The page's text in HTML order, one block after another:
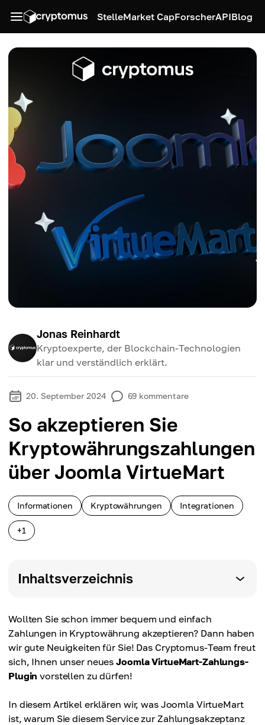
StelleMarket CapForscherAPIBlog
Jonas Reinhardt
Kryptoexperte, der Blockchain-Technologien
klar und verständlich erklärt.
20. September 2024 69 kommentare
So akzeptieren Sie
Kryptowährungszahlungen
über Joomla VirtueMart
Informationen Kryptowährungen Integrationen
+1
Inhaltsverzeichnis
Wollten Sie schon immer bequem und einfach
Zahlungen in Kryptowährung akzeptieren? Dann haben
wir gute Neuigkeiten für Sie! Das Cryptomus-Team freut
sich, Ihnen unser neuesJoomla VirtueMart-Zahlungs-
Plugin vorstellen zu dürfen!
In diesem Artikel erklären wir, was Joomla VirtueMart
ist, warum Sie diesem Service zur Zahlungsakzeptanz